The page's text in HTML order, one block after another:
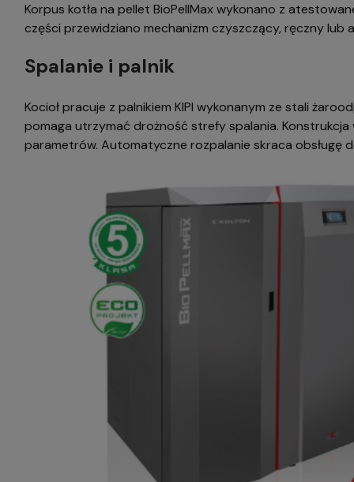
Korpus kotła na pellet BioPellMax wykonano z
części przewidziano mechanizm czyszczący, ręczny
Spalanie i palnik
Kocioł pracuje z palnikiem KIPI wykonanym ze stali
pomaga utrzymać drożność strefy spalania.
parametrów. Automatyczne rozpalanie skraca obsługę